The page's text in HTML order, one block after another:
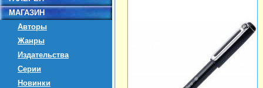
МАГАЗИН
Авторы
Жанры
Издательства
Серии
Новинки